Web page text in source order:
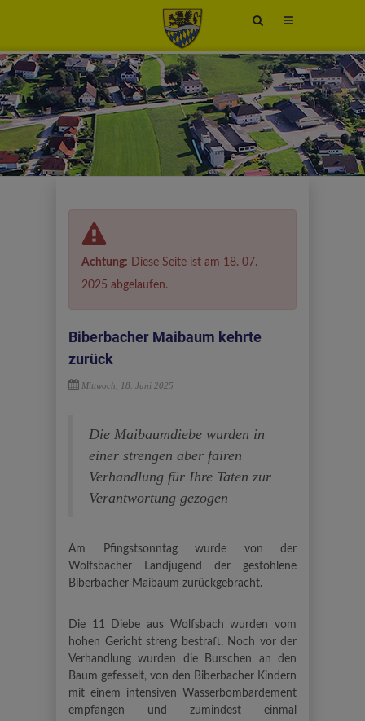
Site
toggle
Achtung: Diese Seite ist am 18. 07.
2025 abgelaufen.
Biberbacher Maibaum kehrte
zurück
Mittwoch, 18. Juni 2025
Die Maibaumdiebe wurden in
einer strengen aber fairen
Verhandlung für Ihre Taten zur
Verantwortung gezogen
Am Pfingstsonntag wurde von der
Wolfsbacher Landjugend der gestohlene
Biberbacher Maibaum zurückgebracht.
Die 11 Diebe aus Wolfsbach wurden vom
hohen Gericht streng bestraft. Noch vor der
Verhandlung wurden die Burschen an den
Baum gefesselt, von den Biberbacher Kindern
mit einem intensiven Wasserbombardement
empfangen und zumindest einmal